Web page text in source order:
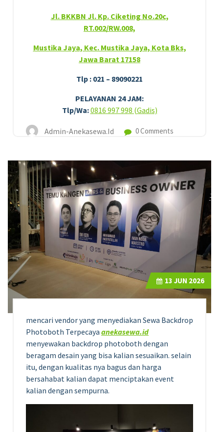
Jl. BKKBN Jl. Kp. Ciketing No.20c,
RT.002/RW.008,
Mustika Jaya, Kec. Mustika Jaya, Kota Bks,
Jawa Barat 17158
Tlp : 021 – 89090221
PELAYANAN 24 JAM:
Tlp/Wa:0816 997 998 (Gadis)
Admin-Anekasewa.id 0 Comments
mencari vendor yang menyediakan Sewa Backdrop
Photoboth Terpecaya anekasewa.id
menyewakan backdrop photoboth dengan
beragam desain yang bisa kalian sesuaikan. selain
itu, dengan kualitas nya bagus dan harga
bersahabat kalian dapat menciptakan event
kalian dengan sempurna.
13 JUN 2026